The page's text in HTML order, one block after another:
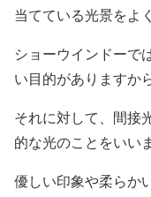
当てている光景をよ
ショーウインドーで
い目的がありますか
それに対して、間接
的な光のことをいい
優しい印象や柔らか